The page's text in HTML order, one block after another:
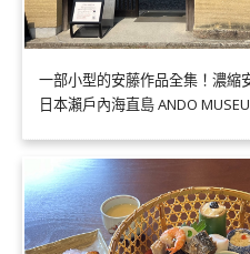
一部小型的安藤作品全集！濃縮
日本瀨戶內海直島 ANDO